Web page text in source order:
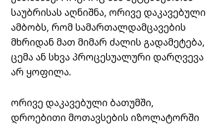
საუბრისას აღნიშნა, ორივე დაკავებული
ამბობს, რომ სამართალდამცავების
მხრიდან მათ მიმარ ძალის გადამეტება,
ცემა ან სხვა პროცესუალური დარღვევა
არ ყოფილა.
ორივე დაკავებული ბათუმში,
დროებითი მოთავსების იზოლატორში